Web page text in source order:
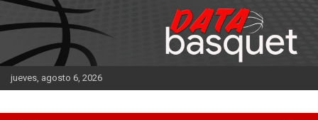
Saltar
al
contenido
jueves, agosto 6, 2026